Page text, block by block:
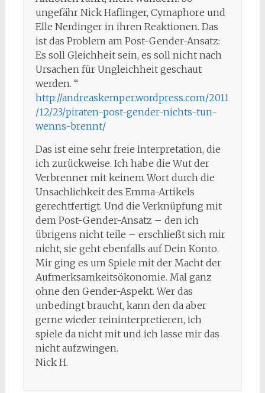
ungefähr Nick Haflinger, Cymaphore und
Elle Nerdinger in ihren Reaktionen. Das
ist das Problem am Post-Gender-Ansatz:
Es soll Gleichheit sein, es soll nicht nach
Ursachen für Ungleichheit geschaut
werden. “
http://andreaskemper.wordpress.com/2011
/12/23/piraten-post-gender-nichts-tun-
wenns-brennt/
Das ist eine sehr freie Interpretation, die
ich zurückweise. Ich habe die Wut der
Verbrenner mit keinem Wort durch die
Unsachlichkeit des Emma-Artikels
gerechtfertigt. Und die Verknüpfung mit
dem Post-Gender-Ansatz – den ich
übrigens nicht teile – erschließt sich mir
nicht, sie geht ebenfalls auf Dein Konto.
Mir ging es um Spiele mit der Macht der
Aufmerksamkeitsökonomie. Mal ganz
ohne den Gender-Aspekt. Wer das
unbedingt braucht, kann den da aber
gerne wieder reininterpretieren, ich
spiele da nicht mit und ich lasse mir das
nicht aufzwingen.
Nick H.